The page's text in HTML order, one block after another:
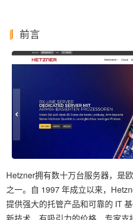
前言
Hetzner拥有数十万台服务器，是
之一。自 1997 年成立以来，
提供强大的托管产品和可靠的 IT